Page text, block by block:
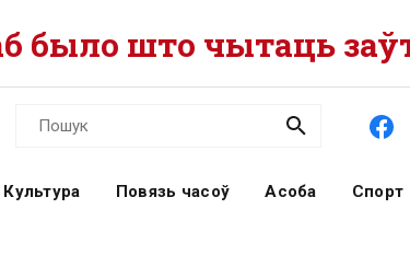
было што чытаць
Культура Повязь часоў Асоба Спорт